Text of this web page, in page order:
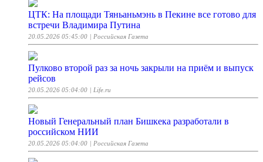
ЦТК: На площади Тяньаньмэнь в Пекине все готово для
встречи Владимира Путина
20.05.2026 05:45:00 | Российская Газета
Пулково второй раз за ночь закрыли на приём и выпуск
рейсов
20.05.2026 05:04:00 | Life.ru
Новый Генеральный план Бишкека разработали в
российском НИИ
20.05.2026 05:04:00 | Российская Газета